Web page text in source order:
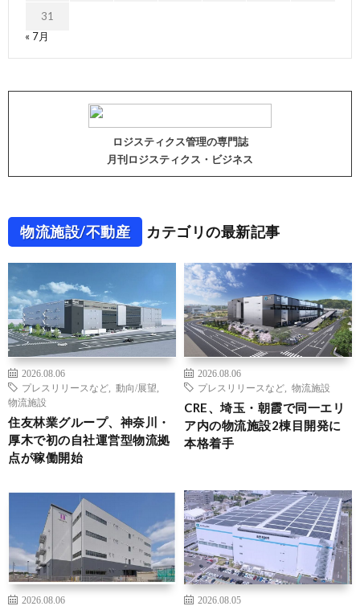
31
« 7月
ロジスティクス管理の専門誌
月刊ロジスティクス・ビジネス
物流施設/不動産 カテゴリの最新記事
2026.08.06
プレスリリースなど
動向/展望
物流施設
住友林業グループ、神奈川・
厚木で初の自社運営型物流拠
点が稼働開始
2026.08.06
プレスリリースなど
物流施設
CRE、埼玉・朝霞で同一エリ
ア内の物流施設2棟目開発に
本格着手
2026.08.06
2026.08.05